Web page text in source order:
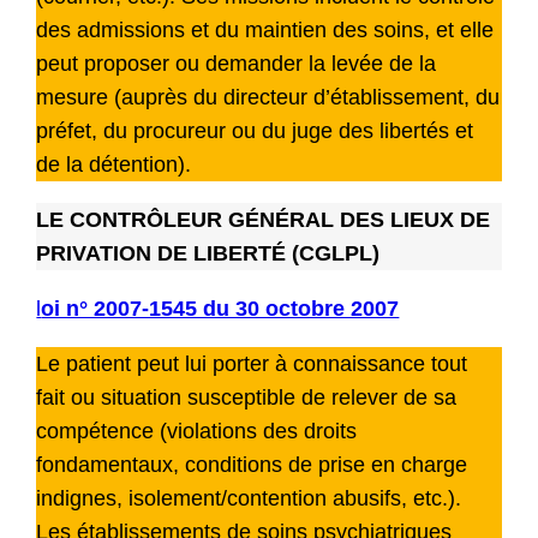
des admissions et du maintien des soins, et elle
peut proposer ou demander la levée de la
mesure (auprès du directeur d’établissement, du
préfet, du procureur ou du juge des libertés et
de la détention).
LE CONTRÔLEUR GÉNÉRAL DES LIEUX DE
PRIVATION DE LIBERTÉ (CGLPL)
loi n° 2007-1545 du 30 octobre 2007
Le patient peut lui porter à connaissance tout
fait ou situation susceptible de relever de sa
compétence (violations des droits
fondamentaux, conditions de prise en charge
indignes, isolement/contention abusifs, etc.).
Les établissements de soins psychiatriques